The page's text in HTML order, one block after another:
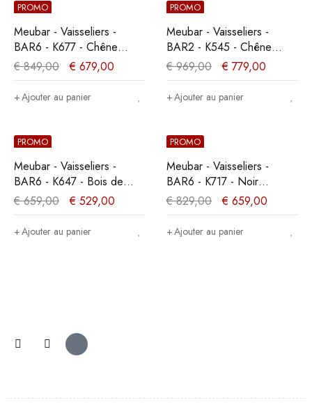
PROMO
Meubar - Vaisseliers -
BAR6 - K677 - Chêne
doré/Noir mat -
131x167x50cm
€849,00 € 679,00
Ajouter au panier
PROMO
Meubar - Vaisseliers -
BAR2 - K545 - Chêne
Millenium - 109x202x49cm
€969,00 € 779,00
Ajouter au panier
PROMO
Meubar - Vaisseliers -
BAR6 - K647 - Bois de
marine foncé/Noir -
125x153x50cm
€659,00 € 529,00
Ajouter au panier
PROMO
Meubar - Vaisseliers -
BAR6 - K717 - Noir
élégant/Vieux teck -
113x192x50cm
€829,00 € 659,00
Ajouter au panier